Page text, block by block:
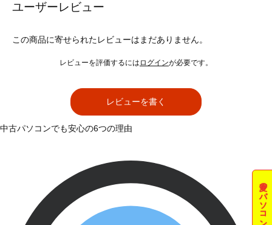
ユーザーレビュー
この商品に寄せられたレビューはまだありません。
レビューを評価するには ログインが必要です。
レビューを書く
夏のパソコン祭
中古パソコンでも安心の6つの理由